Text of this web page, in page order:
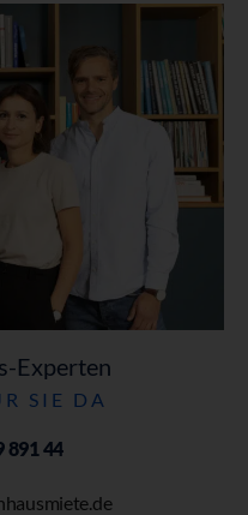
Experten
SIE DA
891 44